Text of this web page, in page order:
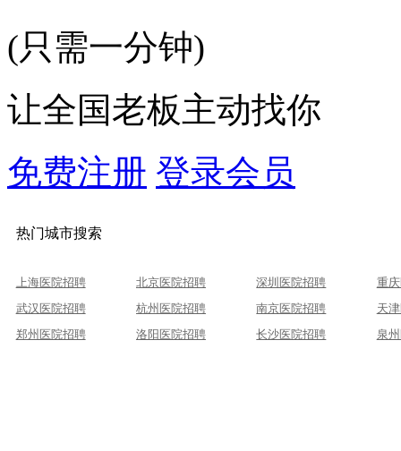
(只需一分钟)
让全国老板主动找你
免费注册 登录会员
热门城市搜索
上海医院招聘 北京医院招聘 深圳医院招聘
重
武汉医院招聘
杭州医院招聘 南京医院招聘
天
郑州医院招聘
洛阳医院招聘 长沙医院招聘 泉